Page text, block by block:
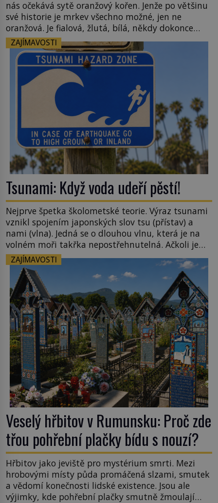
nás očekává sytě oranžový kořen. Jenže po většinu
své historie je mrkev všechno možné, jen ne
oranžová. Je fialová, žlutá, bílá, někdy dokonce
téměř černá. Až díky stovkám let pečlivého
šlechtění se z ní stává zelenina, bez které si českou
zahradu ani nedokážeme představit. Její příběh je
ZAJÍMAVOSTI
Tsunami: Když voda udeří pěstí!
Nejprve špetka školometské teorie. Výraz tsunami
vznikl spojením japonských slov tsu (přístav) a
nami (vlna). Jedná se o dlouhou vlnu, která je na
volném moři takřka nepostřehnutelná. Ačkoli je
vlnová délka tsunami i 300 kilometrů, výška vlny
na volném moři je maximálně 1,5 metru. Máme se
podobné obří vlny obávat i v Evropě? Vznik
tsunami si […]
ZAJÍMAVOSTI
Veselý hřbitov v Rumunsku: Proč zde
třou pohřební plačky bídu s nouzí?
Hřbitov jako jeviště pro mystérium smrti. Mezi
hrobovými místy půda promáčená slzami, smutek
a vědomí konečnosti lidské existence. Jsou ale
výjimky, kde pohřební plačky smutně žmoulají